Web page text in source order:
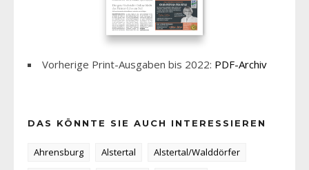
Vorherige Print-Ausgaben bis 2022: PDF-Archiv
DAS KÖNNTE SIE AUCH INTERESSIEREN
Ahrensburg Alstertal
Alstertal/Walddörfer